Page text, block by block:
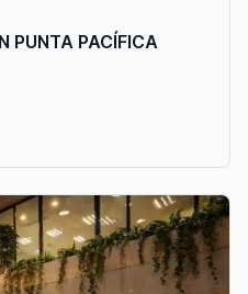
PUNTA PACÍFICA
EN PUNTA PACÍFICA